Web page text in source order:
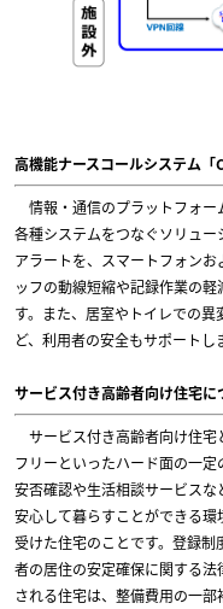
高機能ナースコールシステム「
情報・通信のプラットフォー
各種システムをつなぐソリュ
アラートを、スマートフォン
ッフの動線短縮や記録作業の
す。また、居室やトイレでの
ど、利用者の安全もサポートし
サービス付き高齢者向け住宅に
サービス付き高齢者向け住宅
フリーといったハード面の一
安否確認や生活相談サービス
安心して暮らすことができる
受けた住宅のことです。登録
者の居住の安定確保に関する
される住宅は、整備費用の一部